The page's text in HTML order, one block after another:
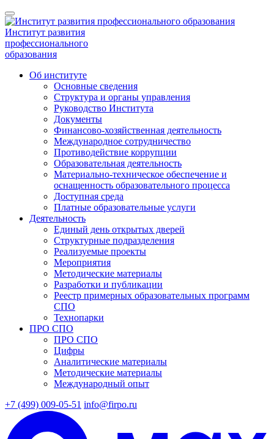
Институт развития
профессионального
образования
Об институте
Основные сведения
Структура и органы управления
Руководство Института
Документы
Финансово-хозяйственная деятельность
Международное сотрудничество
Противодействие коррупции
Образовательная деятельность
Материально-техническое обеспечение и
оснащенность образовательного процесса
Доступная среда
Платные образовательные услуги
Деятельность
Единый день открытых дверей
Структурные подразделения
Реализуемые проекты
Мероприятия
Методические материалы
Разработки и публикации
Реестр примерных образовательных программ
СПО
Технопарки
ПРО СПО
ПРО СПО
Цифры
Аналитические материалы
Методические материалы
Международный опыт
+7 (499) 009-05-51 info@firpo.ru